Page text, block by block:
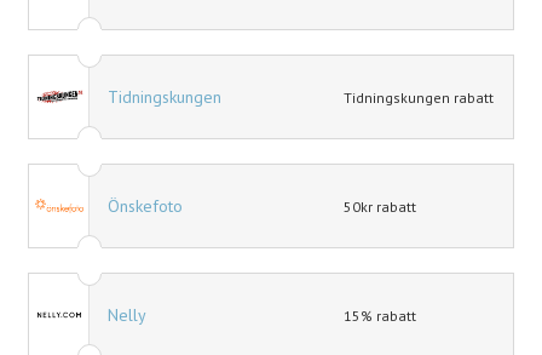
Tidningskungen Tidningskungen rabatt
Önskefoto 50kr rabatt
Nelly 15% rabatt